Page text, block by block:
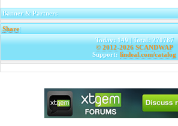
Banner & Partners
Share|
Today: 149 | Total: 270787
© 2012-2026 SCANDWAP
Support: lindeal.com/catalog